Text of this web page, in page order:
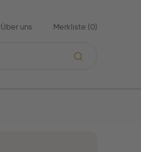
Über uns Merkliste (0)